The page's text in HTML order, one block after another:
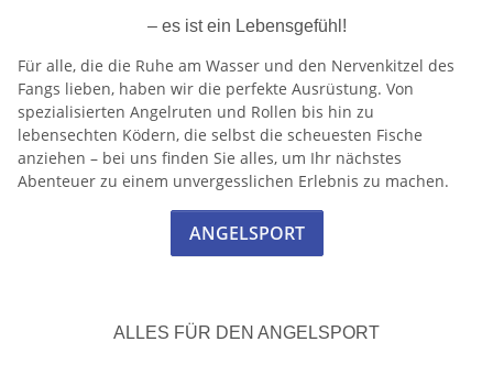
– es ist ein Lebensgefühl!
Für alle, die die Ruhe am Wasser und den Nervenkitzel des
Fangs lieben, haben wir die perfekte Ausrüstung. Von
spezialisierten Angelruten und Rollen bis hin zu
lebensechten Ködern, die selbst die scheuesten Fische
anziehen – bei uns finden Sie alles, um Ihr nächstes
Abenteuer zu einem unvergesslichen Erlebnis zu machen.
ANGELSPORT
ALLES FÜR DEN ANGELSPORT